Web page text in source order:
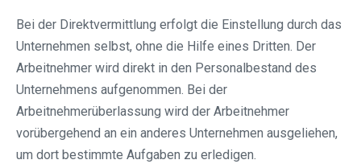
Bei der Direktvermittlung erfolgt die Einstellung durch das
Unternehmen selbst, ohne die Hilfe eines Dritten. Der
Arbeitnehmer wird direkt in den Personalbestand des
Unternehmens aufgenommen. Bei der
Arbeitnehmerüberlassung wird der Arbeitnehmer
vorübergehend an ein anderes Unternehmen ausgeliehen,
um dort bestimmte Aufgaben zu erledigen.